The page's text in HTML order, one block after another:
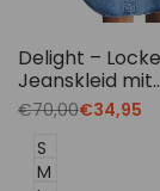
Delight –
Jeanskleid mit
Knopfdetails
Translation
missing:
€70,00
missing:
€34,95
S
M